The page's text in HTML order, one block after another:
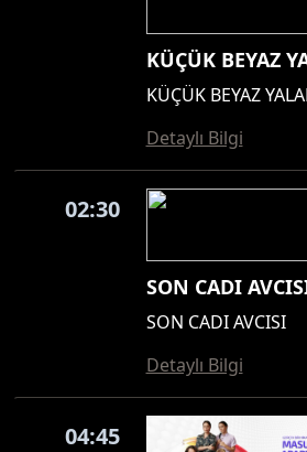
KÜÇÜK BEYAZ
KÜÇÜK BEYAZ
Detaylı Bilgi
02:30
SON CADI
SON CADI AVCISI
Detaylı Bilgi
04:45